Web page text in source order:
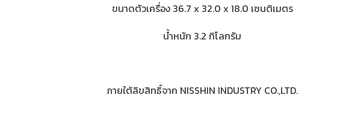
ขนาดตัวเครื่อง 36.7 x 32.0 x 18.0 เซนติเมตร
น้ำหนัก 3.2 กิโลกรัม
ภายใต้ลิขสิทธิ์จาก NISSHIN INDUSTRY CO.,LTD.